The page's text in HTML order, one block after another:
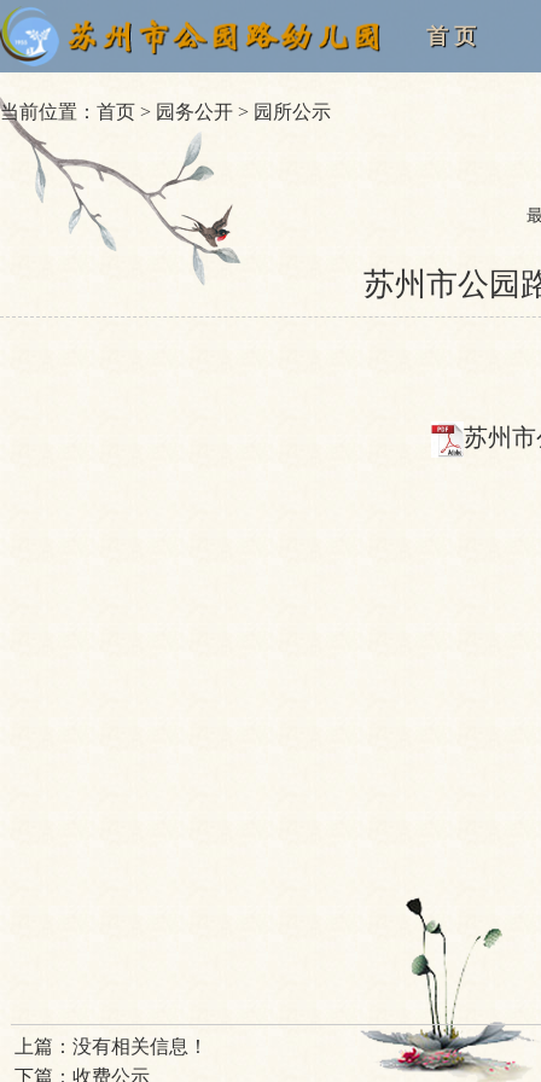
首 页
当前位置： 首页 > 园务公开 > 园所公示
苏州市公园
苏州
上篇： 没有相关信息！
下篇： 收费公示